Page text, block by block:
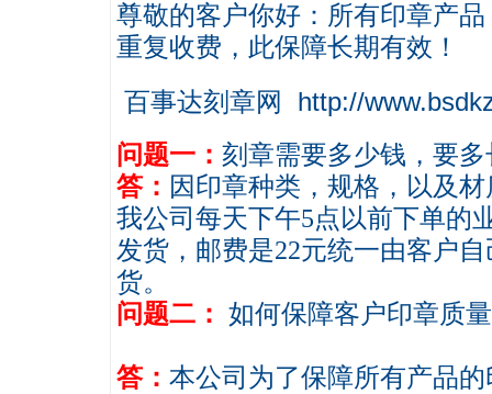
尊敬的客户你好：所有印章产
重复收费，此保障长期有效！
百事达刻章网 http://
问题一： 刻章需要多少钱，要
答： 因印章种类，规格，以及
我公司每天下午5点以前下单的
发货，邮费是22元统一由客户
货。
问题二： 如何保障客户印章质
答： 本公司为了保障所有产品